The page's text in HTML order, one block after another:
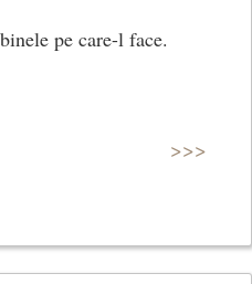
pe care-l face.
>>>